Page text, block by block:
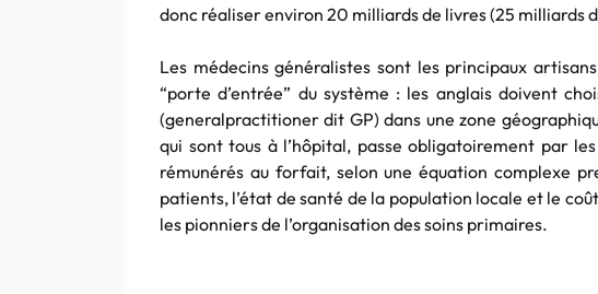
donc réaliser environ 20 milliards de livres (25 milliards
Les médecins généralistes sont les principaux
“porte d’entrée” du système : les anglais doivent
(generalpractitioner dit GP) dans une zone
qui sont tous à l’hôpital, passe obligatoirement par
rémunérés au forfait, selon une équation complexe
patients, l’état de santé de la population locale et le
les pionniers de l’organisation des soins primaires.